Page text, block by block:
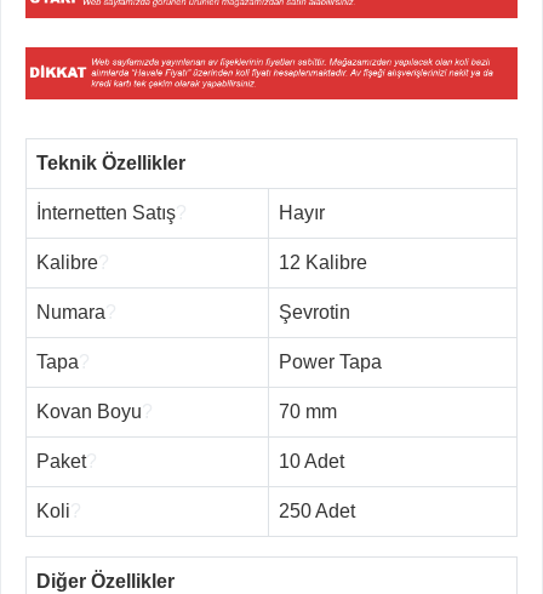
Teknik Özellikler
İnternetten Satış Hayır
Kalibre 12 Kalibre
Numara Şevrotin
Tapa Power Tapa
Kovan Boyu 70 mm
Paket? 10 Adet
Koli 250 Adet
Diğer Özellikler